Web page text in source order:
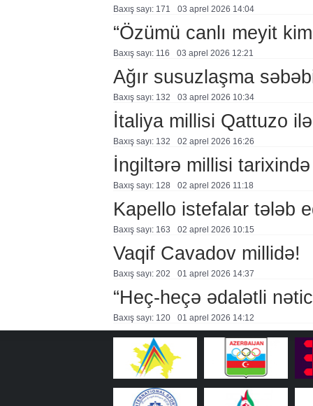
Baxış sayı: 171 03 aprel 2026 14:04
“Özümü canlı meyit
Baxış sayı: 116 03 aprel 2026 12:21
Ağır susuzlaşma
Baxış sayı: 132 03 aprel 2026 10:34
İtaliya millisi Qattuzo
Baxış sayı: 132 02 aprel 2026 16:26
İngiltərə millisi
Baxış sayı: 128 02 aprel 2026 11:18
Kapello istefalar tələb
Baxış sayı: 163 02 aprel 2026 10:15
Vaqif Cavadov millidə!
Baxış sayı: 202 01 aprel 2026 14:37
“Heç-heçə ədalətli
Baxış sayı: 120 01 aprel 2026 14:12